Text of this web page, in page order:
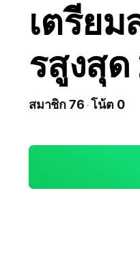
เตรีย
รสูงสุ
สมาชิก 76 โน้ต 0